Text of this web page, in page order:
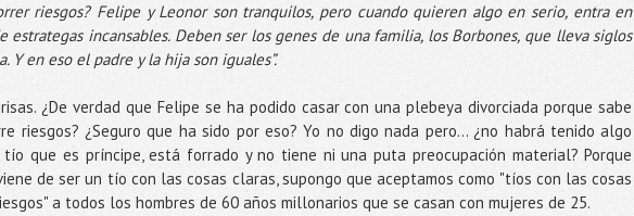
riesgos? Felipe y Leonor son tranquilos, pero cuando quieren algo en serio, entra en
estrategas incansables. Deben ser los genes de una familia, los Borbones, que lleva siglos
Y en eso el padre y la hija son iguales”.
¿De verdad que Felipe se ha podido casar con una plebeya divorciada porque sabe
riesgos? ¿Seguro que ha sido por eso? Yo no digo nada pero... ¿no habrá tenido algo
que es príncipe, está forrado y no tiene ni una puta preocupación material? Porque
de ser un tío con las cosas claras, supongo que aceptamos como "tíos con las cosas
a todos los hombres de 60 años millonarios que se casan con mujeres de 25.